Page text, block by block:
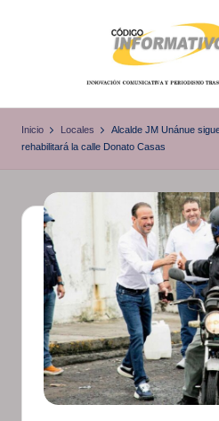
ó
i
o
I
n
f
o
r
noticias
Inicio Locales
Alcalde JM Unánue
rehabilitará la calle Donato Casas